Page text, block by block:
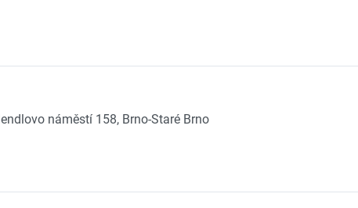
náměstí 158, Brno-Staré Brno